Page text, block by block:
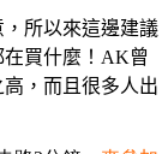
所以來這邊建議
買什麼！AK曾
，而且很多人出